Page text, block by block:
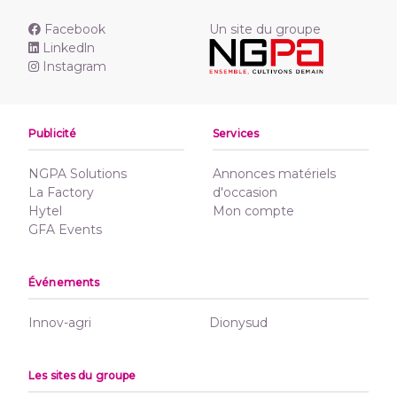
Facebook
Linkedln
Instagram
Un site du groupe
Publicité
NGPA Solutions
La Factory
Hytel
GFA Events
Services
Annonces matériels
d'occasion
Mon compte
Événements
Innov-agri Dionysud
Les sites du groupe